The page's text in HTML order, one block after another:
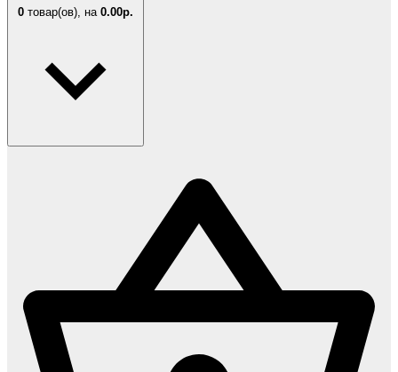
0 товар(ов), на 0.00р.